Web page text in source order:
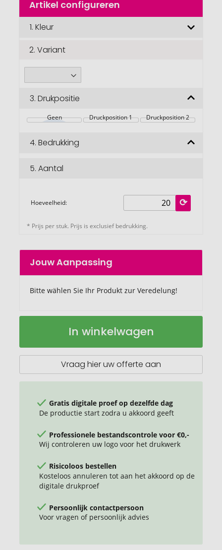
begin
afbeeldingengalerij
Artikel configureren
1. Kleur
2. Variant
3. Drukpositie
Geen Druckposition 1 Druckposition 2
4. Bedrukking
5. Aantal
Hoeveelheid:
* Prijs per stuk. Prijs is exclusief bedrukking.
Jouw Aanpassing
Bitte wählen Sie Ihr Produkt zur Veredelung!
ml
In winkelwagen
Vraag hier uw offerte aan
Gratis digitale proef op dezelfde dag
De productie start zodra u akkoord geeft
Professionele bestandscontrole voor €0,-
Wij controleren uw logo voor het drukwerk
Risicoloos bestellen
Kosteloos annuleren tot aan het akkoord op de
digitale drukproef
Persoonlijk contactpersoon
Voor vragen of persoonlijk advies